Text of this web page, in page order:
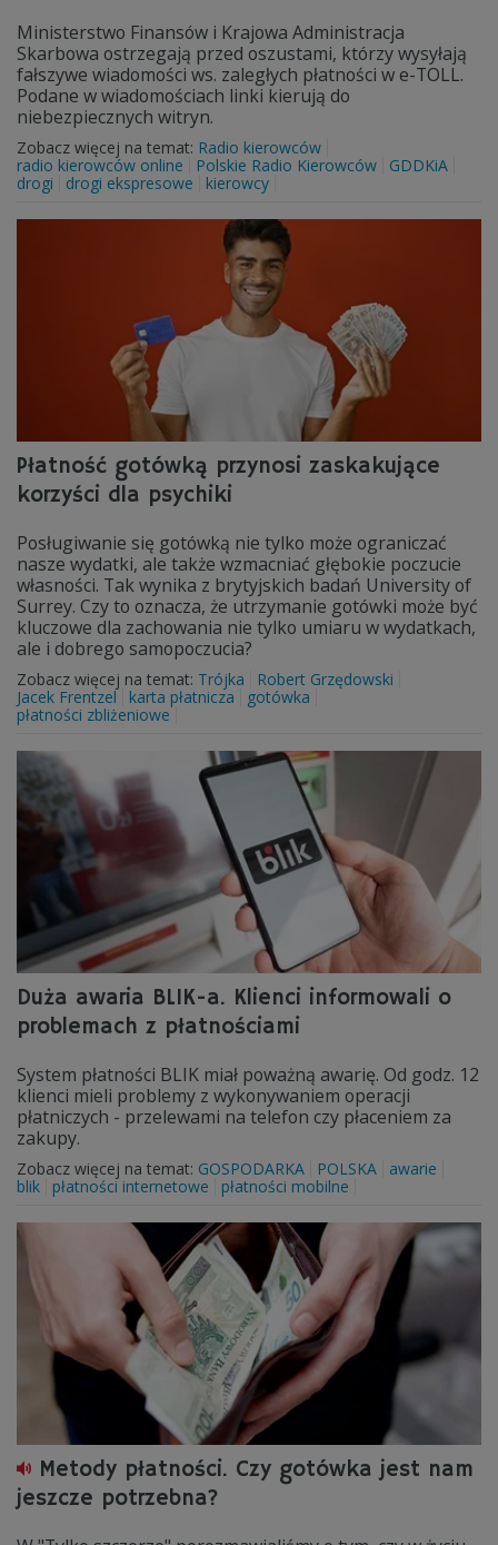
Ministerstwo Finansów i Krajowa Administracja
Skarbowa ostrzegają przed oszustami, którzy wysyłają
fałszywe wiadomości ws. zaległych płatności w e-TOLL.
Podane w wiadomościach linki kierują do
niebezpiecznych witryn.
Zobacz więcej na temat: Radio kierowców
radio kierowców online
Polskie Radio Kierowców
GDDKiA
drogi
drogi ekspresowe kierowcy
Płatność gotówką przynosi zaskakujące
korzyści dla psychiki
Posługiwanie się gotówką nie tylko może ograniczać
nasze wydatki, ale także wzmacniać głębokie poczucie
własności. Tak wynika z brytyjskich badań University of
Surrey. Czy to oznacza, że utrzymanie gotówki może być
kluczowe dla zachowania nie tylko umiaru w wydatkach,
ale i dobrego samopoczucia?
Zobacz więcej na temat: Trójka
Robert Grzędowski
Jacek Frentzel
karta płatnicza
gotówka
płatności zbliżeniowe
Duża awaria BLIK-a. Klienci informowali o
problemach z płatnościami
System płatności BLIK miał poważną awarię. Od godz. 12
klienci mieli problemy z wykonywaniem operacji
płatniczych - przelewami na telefon czy płaceniem za
zakupy.
Zobacz więcej na temat: GOSPODARKA POLSKA
awarie
blik
płatności internetowe płatności mobilne
Metody płatności. Czy gotówka jest nam
jeszcze potrzebna?